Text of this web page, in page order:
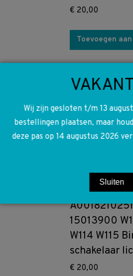
€ 20,00
Toevoegen
W114 W115
achter
Toevoegen
15013900
W114 W115
schakelaar
€ 20,00
Wij zijn gesloten t/m 13
bestellingen plaatsen, maar
deze pas op 14 augustus 2026
Sluiten